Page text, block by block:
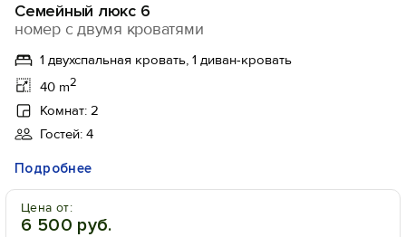
Семейный люкс 6
номер с двумя кроватями
1 двухспальная кровать, 1 диван-кровать
40 m2
Комнат: 2
Гостей: 4
Подробнее
Цена от:
6 500 руб.